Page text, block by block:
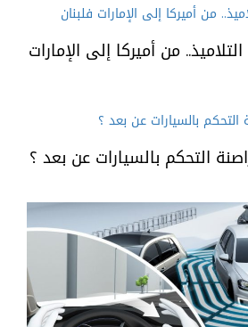
من أميركا إلى الإمارات
التحكم بالسيارات عن بعد ؟